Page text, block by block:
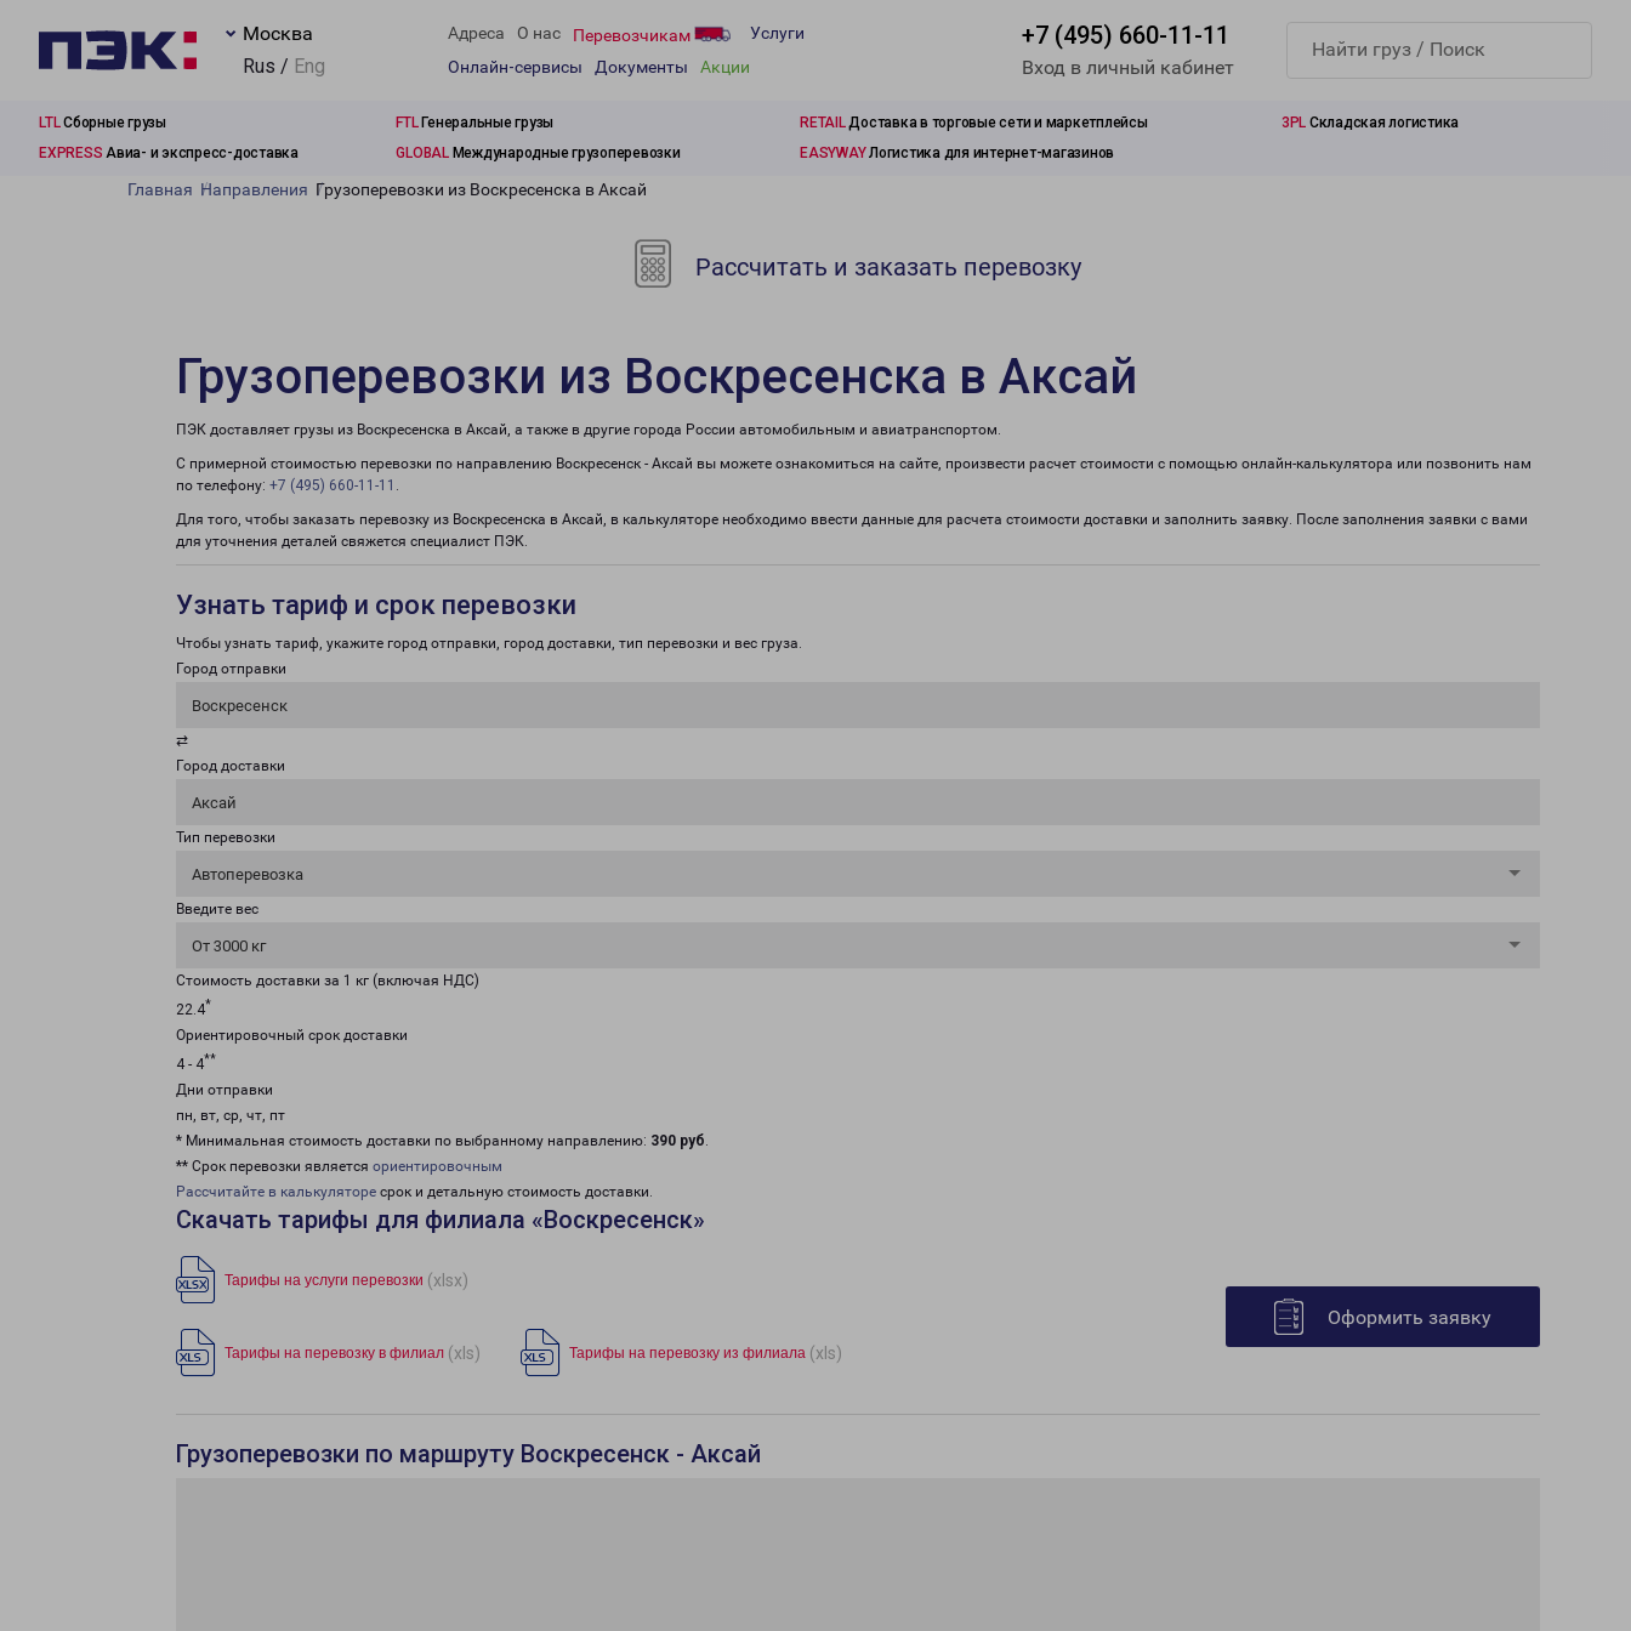
Москва
Rus / Eng
Адреса О нас Перевозчикам
Услуги
Онлайн-сервисы
Документы Акции
+7 (495) 660-11-11
Вход в личный кабинет
LTLСборные грузы FTLГенеральные грузы RETAILДоставка в торговые сети и маркетплейсы 3PL Складская логистика
EXPRESS Авиа- и экспресс-доставка GLOBALМеждународные грузоперевозки EASYWAYЛогистика для интернет-магазинов
Главная Направления Грузоперевозки из Воскресенска в Аксай
Рассчитать и заказать перевозку
Грузоперевозки из Воскресенска в Аксай
ПЭК доставляет грузы из Воскресенска в Аксай, а также в другие города России автомобильным и авиатранспортом.
С примерной стоимостью перевозки по направлению Воскресенск - Аксай вы можете ознакомиться на сайте, произвести расчет стоимости с помощью онлайн-калькулятора или позвонить нам
по телефону: +7 (495) 660-11-11 .
Для того, чтобы заказать перевозку из Воскресенска в Аксай, в калькуляторе необходимо ввести данные для расчета стоимости доставки и заполнить заявку. После заполнения заявки с вами
для уточнения деталей свяжется специалист ПЭК.
Узнать тариф и срок перевозки
Чтобы узнать тариф, укажите город отправки, город доставки, тип перевозки и вес груза.
Город отправки
Воскресенск
⇄
Город доставки
Аксай
Тип перевозки
Автоперевозка
Введите вес
От 3000 кг
Стоимость доставки за 1 кг (включая НДС)
22.4*
Ориентировочный срок доставки
4 - 4**
Дни отправки
пн, вт, ср, чт, пт
* Минимальная стоимость доставки по выбранному направлению: 390 руб.
** Срок перевозки является ориентировочным
Рассчитайте в калькуляторе срок и детальную стоимость доставки.
Скачать тарифы для филиала «Воскресенск»
Тарифы на услуги перевозки (xlsx)
Тарифы на перевозку в филиал (xls) Тарифы на перевозку из филиала (xls)
Оформить заявку
Грузоперевозки по маршруту Воскресенск - Аксай